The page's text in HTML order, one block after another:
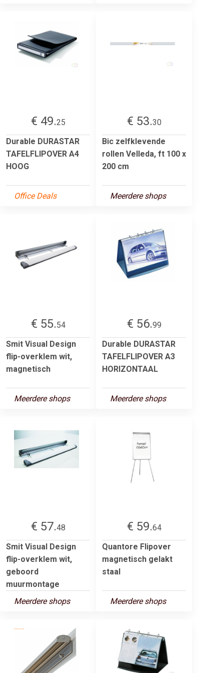
€ 49.25
Durable DURASTAR
TAFELFLIPOVER A4
HOOG
Office Deals
€ 53.30
Bic zelfklevende
rollen Velleda, ft 100 x
200 cm
Meerdere shops
€ 55.54
Smit Visual Design
flip-overklem wit,
magnetisch
Meerdere shops
€ 56.99
Durable DURASTAR
TAFELFLIPOVER A3
HORIZONTAAL
Meerdere shops
€ 57.48
Smit Visual Design
flip-overklem wit,
geboord
muurmontage
Meerdere shops
€ 59.64
Quantore Flipover
magnetisch gelakt
staal
Meerdere shops